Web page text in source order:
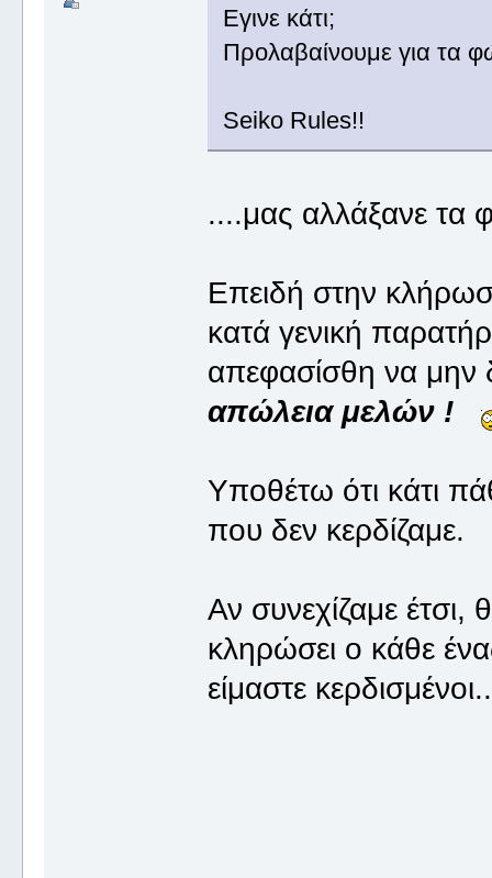
Εγινε κάτι;
Προλαβαίνουμε για τα
Seiko Rules!!
....μας αλλάξανε τα
Επειδή στην
κατά γενική
απεφασίσθη να μην
απώλεια μελών !
Υποθέτω ότι κάτι
που δεν κερδίζαμε.
Αν συνεχίζαμε
κληρώσει ο κάθε
είμαστε